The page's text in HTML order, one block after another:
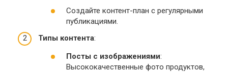
Создайте контент-план с регулярными
публикациями.
Типы контента:
Посты с изображениями:
Высококачественные фото продуктов,